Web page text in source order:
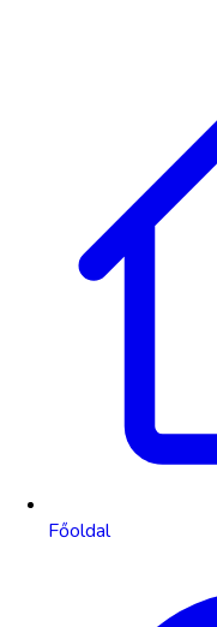
Főoldal